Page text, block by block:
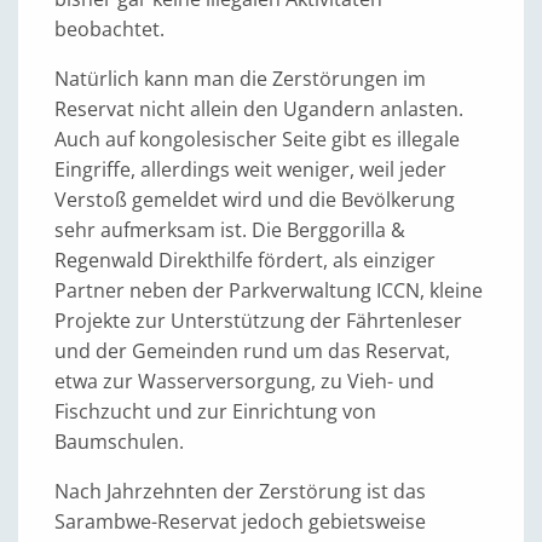
beobachtet.
Natürlich kann man die Zerstörungen im
Reservat nicht allein den Ugandern anlasten.
Auch auf kongolesischer Seite gibt es illegale
Eingriffe, allerdings weit weniger, weil jeder
Verstoß gemeldet wird und die Bevölkerung
sehr aufmerksam ist. Die Berggorilla &
Regenwald Direkthilfe fördert, als einziger
Partner neben der Parkverwaltung ICCN, kleine
Projekte zur Unterstützung der Fährtenleser
und der Gemeinden rund um das Reservat,
etwa zur Wasserversorgung, zu Vieh- und
Fischzucht und zur Einrichtung von
Baumschulen.
Nach Jahrzehnten der Zerstörung ist das
Sarambwe-Reservat jedoch gebietsweise